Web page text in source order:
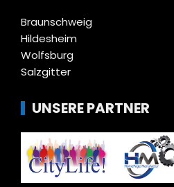
Braunschweig
Hildesheim
Wolfsburg
Salzgitter
UNSERE PARTNER